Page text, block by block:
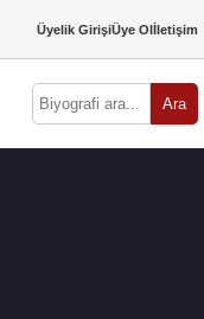
Üyelik GirişiÜye Olİletişim
Ara